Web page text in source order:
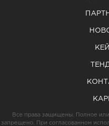
Все права защищены. Полное
запрещено. При согласованном